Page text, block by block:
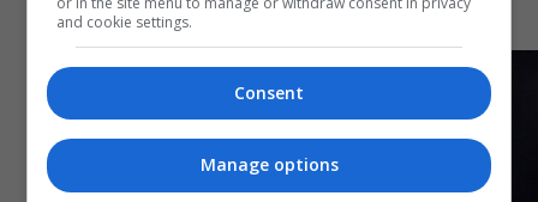
and cookie settings.
Consent
Manage options